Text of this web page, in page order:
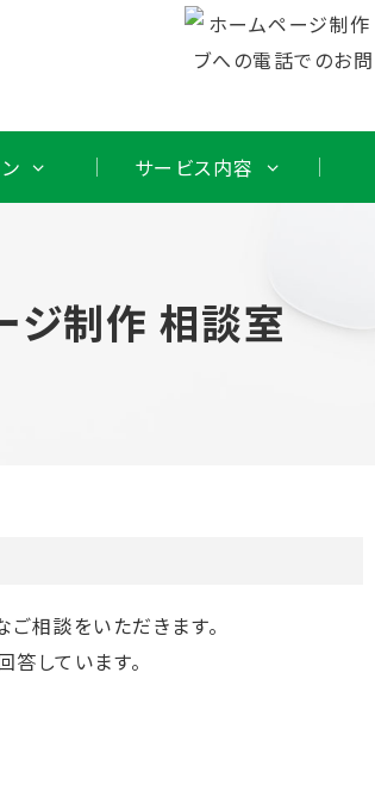
サービス内容
ジ制作 相談室
相談をいただきます。
しています。